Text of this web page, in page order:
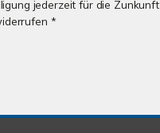
jederzeit für die
*